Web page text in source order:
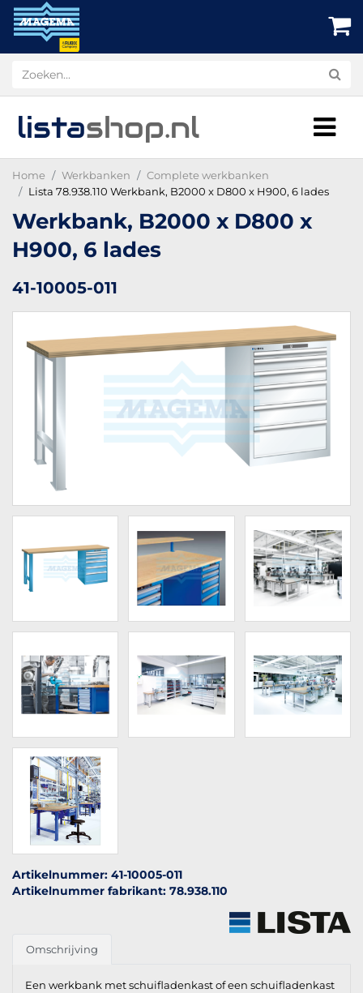
listashop.nl
Home Werkbanken
Complete werkbanken
Lista 78.938.110 Werkbank, B2000 x D800 x H900, 6 lades
Werkbank, B2000 x D800 x
H900, 6 lades
41-10005-011
Artikelnummer: 41-10005-011
Artikelnummer fabrikant: 78.938.110
Omschrijving
Een werkbank met schuifladenkast of een schuifladenkast